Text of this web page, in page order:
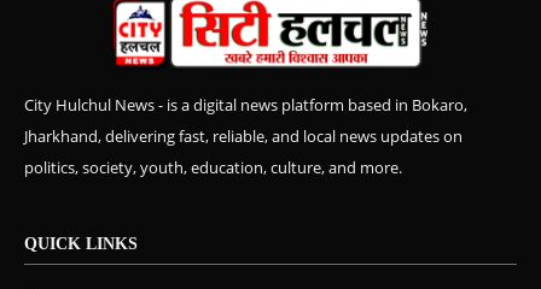
City Hulchul News - is a digital news platform based in Bokaro,
Jharkhand, delivering fast, reliable, and local news updates on
politics, society, youth, education, culture, and more.
QUICK LINKS